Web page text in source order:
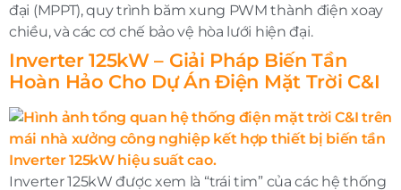
đại (MPPT), quy trình băm xung PWM thành điện xoay
chiều, và các cơ chế bảo vệ hòa lưới hiện đại.
Inverter 125kW – Giải Pháp Biến Tần
Hoàn Hảo Cho Dự Án Điện Mặt Trời C&I
Inverter 125kW được xem là “trái tim” của các hệ thống